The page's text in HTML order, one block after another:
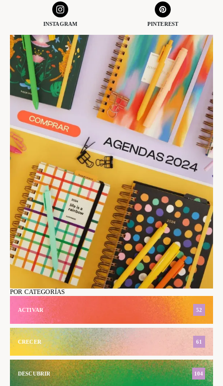
INSTAGRAM PINTEREST
POR CATEGORÍAS
ACTIVAR 52
CRECER 61
DESCUBRIR 104